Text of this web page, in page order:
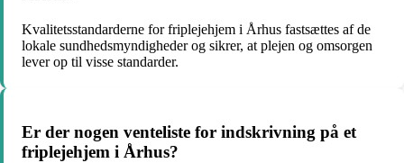
Kvalitetsstandarderne for friplejehjem i Århus fastsættes af de
lokale sundhedsmyndigheder og sikrer, at plejen og omsorgen
lever op til visse standarder.
Er der nogen venteliste for indskrivning på et
friplejehjem i Århus?